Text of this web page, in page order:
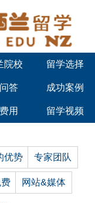
院校 留学选择
答 成功案例
用 留学视频
优势 专家团队
网站&媒体